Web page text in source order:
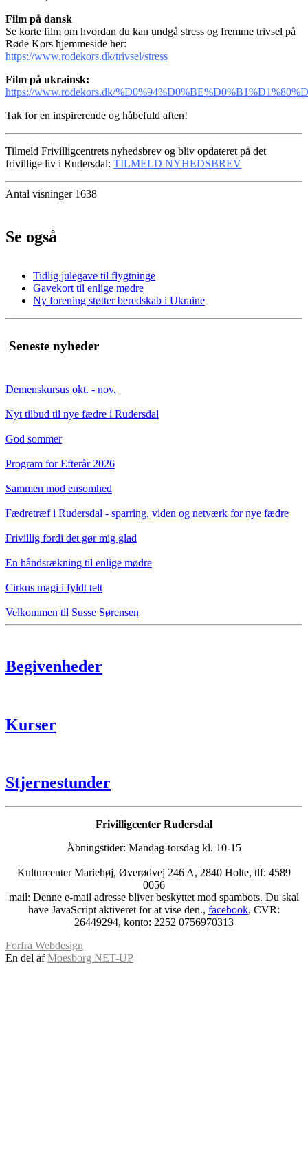
Film på dansk
Se korte film om hvordan du kan undgå stress og fremme trivsel på
Røde Kors hjemmeside her:
https://www.rodekors.dk/trivsel/stress
Film på ukrainsk:
https://www.rodekors.dk/
Tak for en inspirerende og håbefuld aften!
Tilmeld Frivilligcentrets nyhedsbrev og bliv opdateret på det
frivillige liv i Rudersdal: TILMELD NYHEDSBREV
Antal visninger 1638
Se også
Tidlig julegave til flygtninge
Gavekort til enlige mødre
Ny forening støtter beredskab i Ukraine
Seneste nyheder
Demenskursus okt. - nov.
Nyt tilbud til nye fædre i Rudersdal
God sommer
Program for Efterår 2026
Sammen mod ensomhed
Fædretræf i Rudersdal - sparring, viden og netværk for nye fædre
Frivillig fordi det gør mig glad
En håndsrækning til enlige mødre
Cirkus magi i fyldt telt
Velkommen til Susse Sørensen
Begivenheder
Kurser
Stjernestunder
Frivilligcenter Rudersdal
Åbningstider: Mandag-torsdag kl. 10-15
Kulturcenter Mariehøj, Øverødvej 246 A, 2840 Holte, tlf: 4589
0056
mail: Denne e-mail adresse bliver beskyttet mod spambots. Du skal
have JavaScript aktiveret for at vise den., facebook, CVR:
26449294, konto: 2252 0756970313
Forfra Webdesign
En del afMoesborg NET-UP